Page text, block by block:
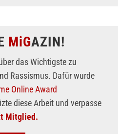
MiGAZIN!
das Wichtigste zu
Rassismus. Dafür wurde
Online Award
diese Arbeit und verpasse
Mitglied.